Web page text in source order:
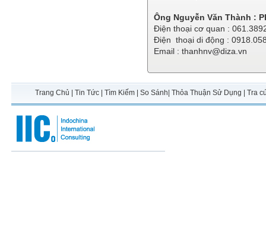
Ông Nguyễn Văn Thành :
Điện thoại cơ quan :
Điện thoại di động :
Email : thanhnv@diza.vn
Trang Chủ Tin Tức Tìm Kiếm So Sánh Thỏa Thuận Sử Dụng Tra